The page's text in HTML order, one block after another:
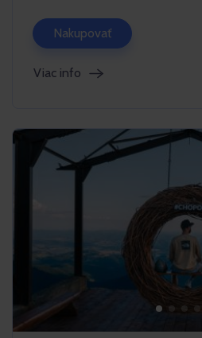
Nakupovať
Viac info